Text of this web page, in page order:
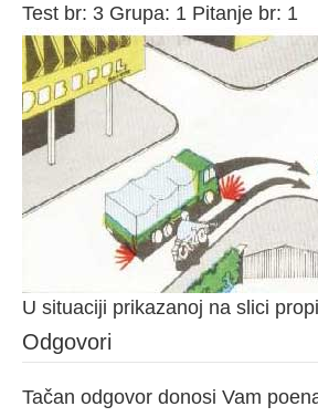
Test br: 3 Grupa: 1 Pitanje br: 1
U situaciji prikazanoj na slici
Odgovori
Tačan odgovor donosi Vam